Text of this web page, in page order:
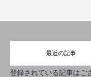
最近の記事
登録されている記事はご